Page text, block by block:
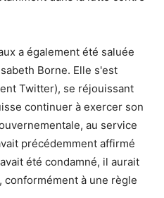
a également été saluée
Borne. Elle s'est
Twitter), se réjouissant
continuer à exercer son
au service
précédemment affirmé
été condamné, il aurait
à une règle